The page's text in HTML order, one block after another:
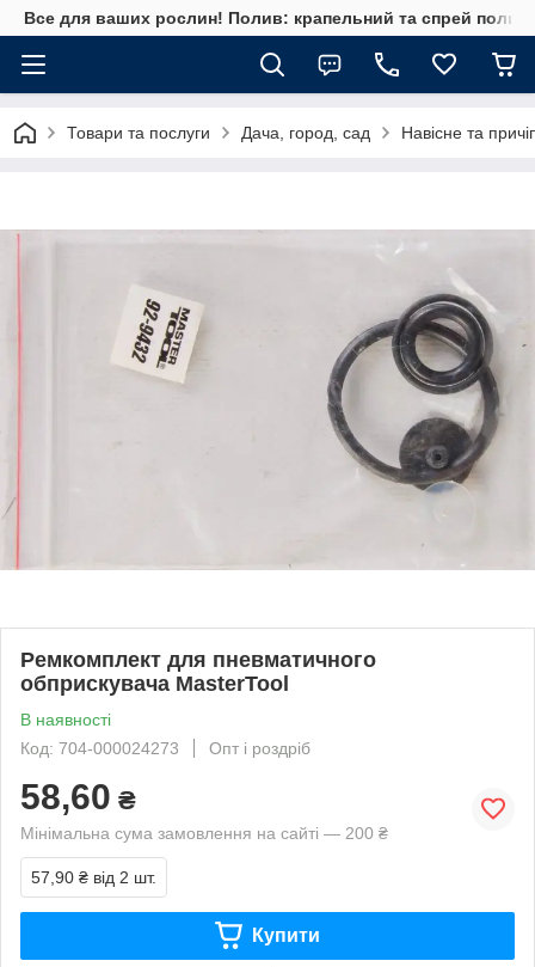
Все для ваших рослин! Полив: крапельний та спрей полив,
Товари та послуги Дача, город, сад Навісне та
Ремкомплект для пневматичного
обприскувача MasterTool
В наявності
Код: 704-000024273
Опт і роздріб
58,60 ₴
Мінімальна сума замовлення на сайті — 200 ₴
57,90 ₴ від 2 шт.
Купити